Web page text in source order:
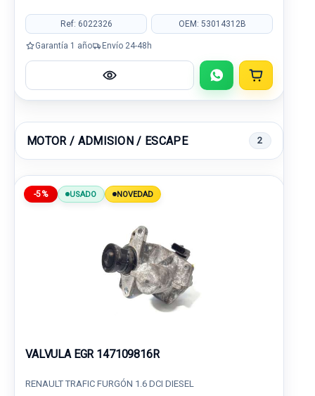
Ref: 6022326 OEM: 53014312B
Garantía 1 año Envío 24-48h
MOTOR / ADMISION / ESCAPE 2
-5% USADO NOVEDAD
VALVULA EGR 147109816R
RENAULT TRAFIC FURGÓN 1.6 DCI DIESEL